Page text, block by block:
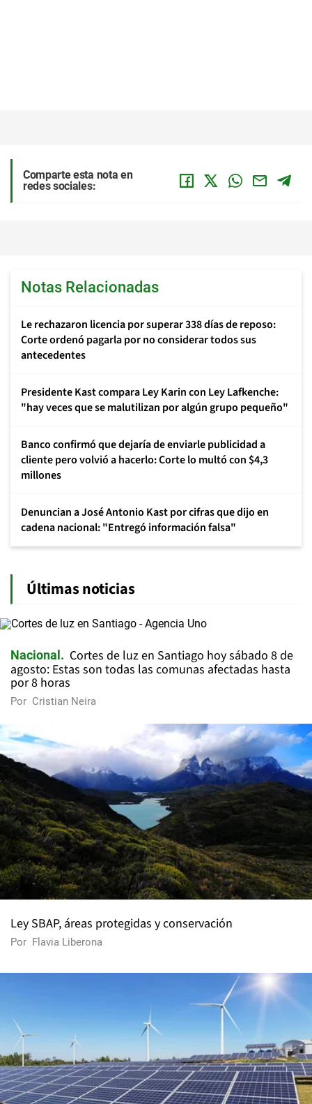
Comparte esta nota en
redes sociales:
Notas Relacionadas
Le rechazaron licencia por superar 338 días de reposo:
Corte ordenó pagarla por no considerar todos sus
antecedentes
Presidente Kast compara Ley Karin con Ley Lafkenche:
"hay veces que se malutilizan por algún grupo pequeño"
Banco confirmó que dejaría de enviarle publicidad a
cliente pero volvió a hacerlo: Corte lo multó con $4,3
millones
Denuncian a José Antonio Kast por cifras que dijo en
cadena nacional: "Entregó información falsa"
Últimas noticias
Nacional
Cortes de luz en Santiago hoy sábado 8 de
agosto: Estas son todas las comunas afectadas hasta
por 8 horas
Por Cristian Neira
Ley SBAP, áreas protegidas y conservación
Por Flavia Liberona